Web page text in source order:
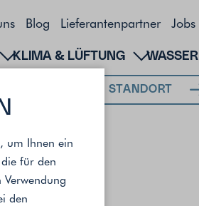
um Ihnen ein
für den
den
Blog Lieferantenpartner Jobs
KLIMA & LÜFTUNG WASSER
MEIN STANDORT